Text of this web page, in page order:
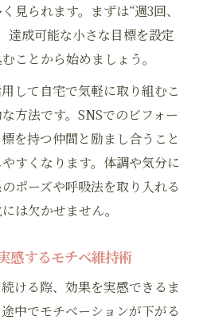
見られます。まずは“週3回、
達成可能な小さな目標を設定
ことから始めましょう。
して自宅で気軽に取り組むこ
方法です。SNSでのビフォー
を持つ仲間と励まし合うこと
すくなります。体調や気分に
ポーズや呼吸法を取り入れる
は欠かせません。
感するモチベ維持術
ける際、効果を実感できるま
中でモチベーションが下がる